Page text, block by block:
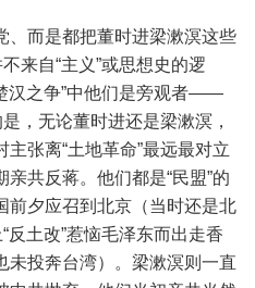
而是都把董时进梁漱溟这些
来自“主义”或思想史的逻
汉之争”中他们是旁观者——
，无论董时进还是梁漱溟，
张离“土地革命”最远最对立
共反蒋。他们都是“民盟”的
前夕应召到北京（当时还是北
反土改”惹恼毛泽东而出走香
未投奔台湾）。梁漱溟则一直